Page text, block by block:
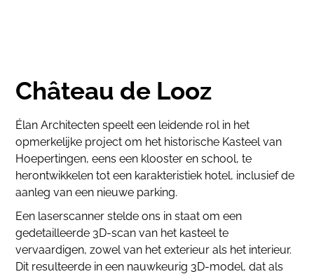
Château de Looz
Élan Architecten speelt een leidende rol in het
opmerkelijke project om het historische Kasteel van
Hoepertingen, eens een klooster en school, te
herontwikkelen tot een karakteristiek hotel, inclusief de
aanleg van een nieuwe parking.
Een laserscanner stelde ons in staat om een
gedetailleerde 3D-scan van het kasteel te
vervaardigen, zowel van het exterieur als het interieur.
Dit resulteerde in een nauwkeurig 3D-model, dat als